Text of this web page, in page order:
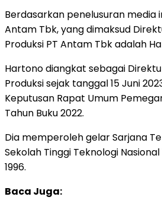
Berdasarkan penelusuran media
Antam Tbk, yang dimaksud
Produksi PT Antam Tbk adalah
Hartono diangkat sebagai
Produksi sejak tanggal 15 Juni
Keputusan Rapat Umum
Tahun Buku 2022.
Dia memperoleh gelar Sarjana
Sekolah Tinggi Teknologi
1996.
Baca Juga: